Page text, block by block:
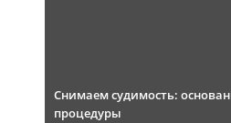
Снимаем судимость:
процедуры